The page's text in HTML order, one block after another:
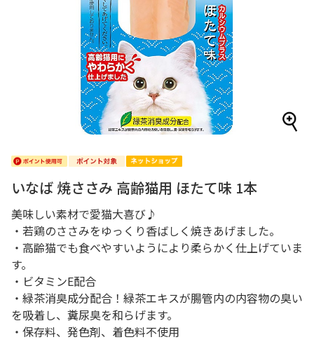
いなば 焼ささみ 高齢猫用 ほたて味 1本
美味しい素材で愛猫大喜び♪
・若鶏のささみをゆっくり香ばしく焼きあげました。
・高齢猫でも食べやすいようにより柔らかく仕上げていま
す。
・ビタミンE配合
・緑茶消臭成分配合！緑茶エキスが腸管内の内容物の臭い
を吸着し、糞尿臭を和らげます。
・保存料、発色剤、着色料不使用